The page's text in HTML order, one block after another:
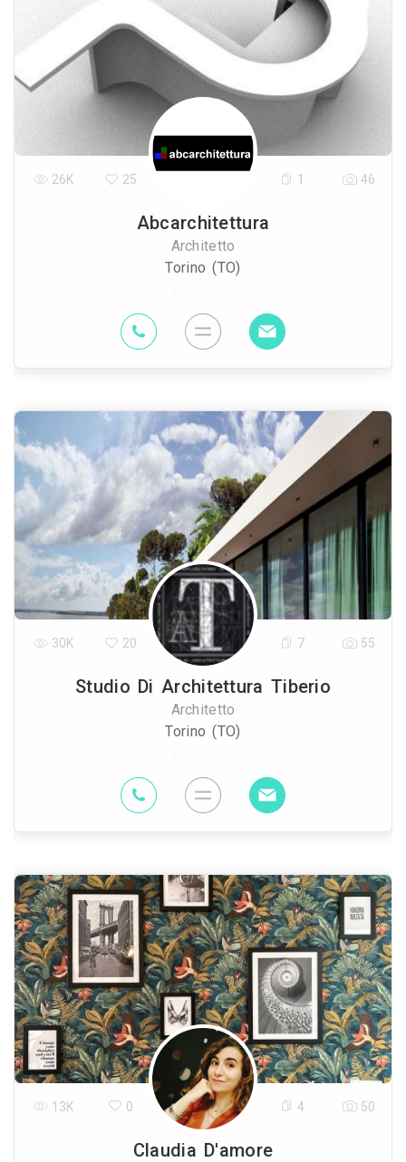
Abcarchitettura
Architetto
Torino (TO)
26K 25 1 46
Studio Di Architettura Tiberio
Architetto
Torino (TO)
30K 20 7 55
Claudia D'amore
13K 0 4 50